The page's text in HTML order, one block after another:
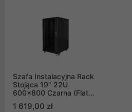
Szafa Instalacyjna Rack
Stojąca 19" 22U
600x800 Czarna (Flat
1 619,00 zł